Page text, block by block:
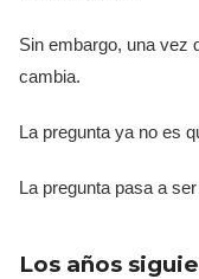
Sin embargo, una vez
cambia.
La pregunta ya no es
La pregunta pasa a
Los años